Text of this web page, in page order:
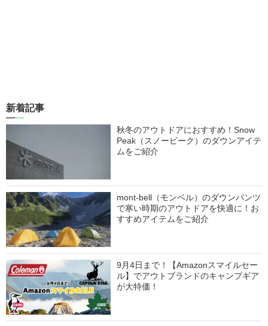
新着記事
秋冬のアウトドアにおすすめ！Snow
Peak（スノーピーク）のダウンアイテ
ムをご紹介
mont-bell（モンベル）のダウンパンツ
で寒い時期のアウトドアを快適に！お
すすめアイテムをご紹介
9月4日まで！【Amazonスマイルセー
ル】でアウトブランドのキャンプギア
が大特価！